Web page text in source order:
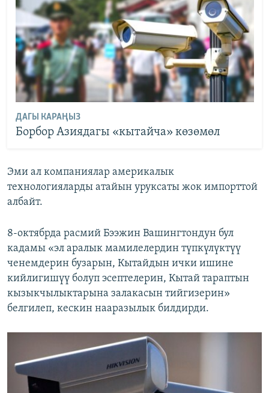
ДАГЫ КАРАҢЫЗ
Борбор Азиядагы «кытайча» көзөмөл
Эми ал компаниялар америкалык
технологияларды атайын уруксаты жок импорттой
албайт.
8-октябрда расмий Бээжин Вашингтондун бул
кадамы «эл аралык мамилелердин түпкүлүктүү
ченемдерин бузарын, Кытайдын ички ишине
кийлигишүү болуп эсептелерин, Кытай тараптын
кызыкчылыктарына залакасын тийгизерин»
белгилеп, кескин нааразылык билдирди.